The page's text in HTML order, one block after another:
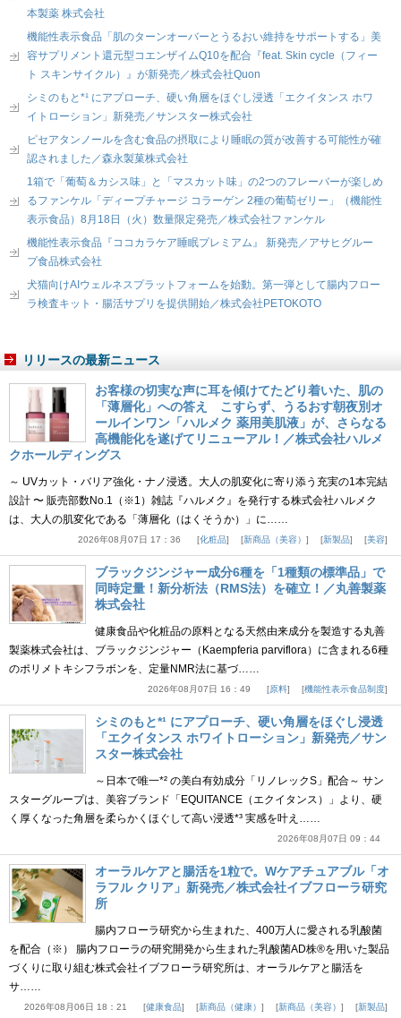
本製薬 株式会社
機能性表示食品「肌のターンオーバーとうるおい維持をサポートする」美
容サプリメント還元型コエンザイムQ10を配合『feat. Skin cycle（フィー
ト スキンサイクル）』が新発売／株式会社Quon
シミのもと*¹ にアプローチ、硬い角層をほぐし浸透「エクイタンス ホワ
イトローション」新発売／サンスター株式会社
ピセアタンノールを含む食品の摂取により睡眠の質が改善する可能性が確
認されました／森永製菓株式会社
1箱で「葡萄＆カシス味」と「マスカット味」の2つのフレーバーが楽しめ
るファンケル「ディープチャージ コラーゲン 2種の葡萄ゼリー」（機能性
表示食品）8月18日（火）数量限定発売／株式会社ファンケル
機能性表示食品『ココカラケア睡眠プレミアム』 新発売／アサヒグルー
プ食品株式会社
犬猫向けAIウェルネスプラットフォームを始動。第一弾として腸内フロー
ラ検査キット・腸活サプリを提供開始／株式会社PETOKOTO
リリースの最新ニュース
お客様の切実な声に耳を傾けてたどり着いた、肌の
「薄層化」への答え こすらず、うるおす朝夜別オ
ールインワン「ハルメク 薬用美肌液」が、さらなる
高機能化を遂げてリニューアル！／株式会社ハルメ
クホールディングス
～ UVカット・バリア強化・ナノ浸透。大人の肌変化に寄り添う充実の1本完結
設計 〜 販売部数No.1（※1）雑誌『ハルメク』を発行する株式会社ハルメク
は、大人の肌変化である「薄層化（はくそうか）」に……
2026年08月07日 17：36 化粧品 新商品（美容） 新製品 美容
ブラックジンジャー成分6種を「1種類の標準品」で
同時定量！新分析法（RMS法）を確立！／丸善製薬
株式会社
健康食品や化粧品の原料となる天然由来成分を製造する丸善
製薬株式会社は、ブラックジンジャー（Kaempferia parviflora）に含まれる6種
のポリメトキシフラボンを、定量NMR法に基づ……
2026年08月07日 16：49 原料 機能性表示食品制度
シミのもと*¹ にアプローチ、硬い角層をほぐし浸透
「エクイタンス ホワイトローション」新発売／サン
スター株式会社
～日本で唯一*² の美白有効成分「リノレックS」配合～ サン
スターグループは、美容ブランド「EQUITANCE（エクイタンス）」より、硬
く厚くなった角層を柔らかくほぐして高い浸透*³ 実感を叶え……
2026年08月07日 09：44
オーラルケアと腸活を1粒で。Wケアチュアブル「オ
ラフル クリア」新発売／株式会社イブフローラ研究
所
腸内フローラ研究から生まれた、400万人に愛される乳酸菌
を配合（※） 腸内フローラの研究開発から生まれた乳酸菌AD株®を用いた製品
づくりに取り組む株式会社イブフローラ研究所は、オーラルケアと腸活を
サ……
2026年08月06日 18：21 健康食品 新商品（健康） 新商品（美容） 新製品